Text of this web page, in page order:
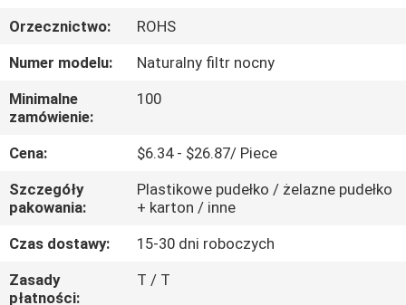
WYCIECZKA
PO
FABRYCE
KONTROLA
JAKOŚCI
SKONTAKTUJ
SIĘ
Orzecznictwo:
ROHS
Numer modelu:
Naturalny filtr nocny
Minimalne
zamówienie:
100
Cena:
$6.34 - $26.87/ Piece
Szczegóły
pakowania:
Plastikowe pudełko / żelazne pudełko
+ karton / inne
Czas dostawy:
15-30 dni roboczych
Zasady
płatności:
T / T